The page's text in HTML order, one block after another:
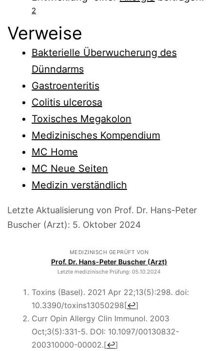
2
Verweise
Bakterielle Überwucherung des
Dünndarms
Gastroenteritis
Colitis ulcerosa
Toxisches Megakolon
Medizinisches Kompendium
MC Home
MC Neue Seiten
Medizin verständlich
Letzte Aktualisierung von Prof. Dr. Hans-Peter
Buscher (Arzt): 5. Oktober 2024
MEDIZINISCH GEPRÜFT VON
Prof. Dr. Hans-Peter Buscher (Arzt)
Letzte medizinische Prüfung: 05.10.2024
Toxins (Basel). 2021 Apr 22;13(5):298. doi:
10.3390/toxins13050298[↩]
Curr Opin Allergy Clin Immunol. 2003
Oct;3(5):331-5. DOI: 10.1097/00130832-
200310000-00002.[↩]